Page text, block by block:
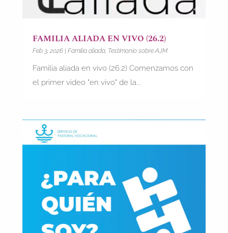
FAMILIA ALIADA EN VIVO (26.2)
Feb 3, 2026| Familia aliada, Testimonio sobre AJM
Familia aliada en vivo (26.2) Comenzamos con
el primer video "en vivo" de la...